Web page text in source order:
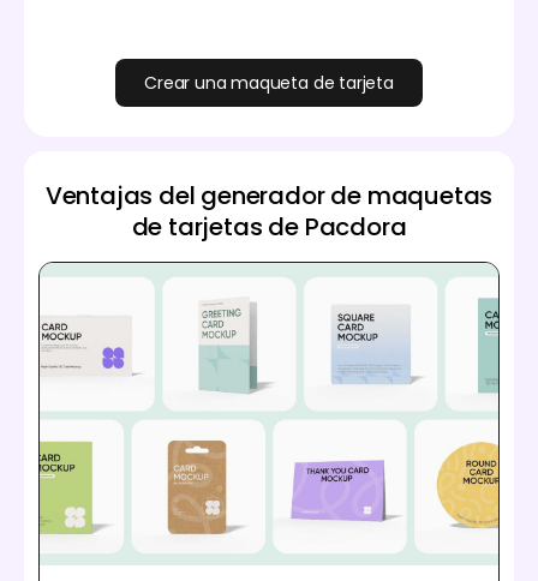
Crear una maqueta de tarjeta
Ventajas del generador de maquetas
de tarjetas de Pacdora